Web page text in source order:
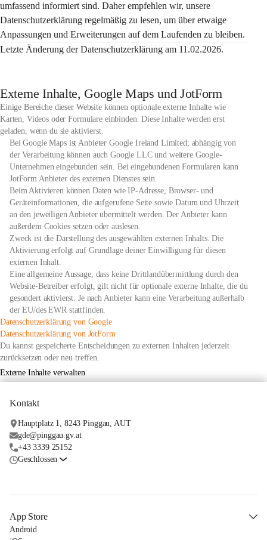
umfassend informiert sind. Daher empfehlen wir, unsere
Datenschutzerklärung regelmäßig zu lesen, um über etwaige
Anpassungen und Erweiterungen auf dem Laufenden zu bleiben.
Letzte Änderung der Datenschutzerklärung am 11.02.2026.
Externe Inhalte, Google Maps und JotForm
Einige Bereiche dieser Website können optionale externe Inhalte wie
Karten, Videos oder Formulare einbinden. Diese Inhalte werden erst
geladen, wenn du sie aktivierst.
Bei Google Maps ist Anbieter Google Ireland Limited; abhängig von
der Verarbeitung können auch Google LLC und weitere Google-
Unternehmen eingebunden sein. Bei eingebundenen Formularen kann
JotForm Anbieter des externen Dienstes sein.
Beim Aktivieren können Daten wie IP-Adresse, Browser- und
Geräteinformationen, die aufgerufene Seite sowie Datum und Uhrzeit
an den jeweiligen Anbieter übermittelt werden. Der Anbieter kann
außerdem Cookies setzen oder auslesen.
Zweck ist die Darstellung des ausgewählten externen Inhalts. Die
Aktivierung erfolgt auf Grundlage deiner Einwilligung für diesen
externen Inhalt.
Eine allgemeine Aussage, dass keine Drittlandübermittlung durch den
Website-Betreiber erfolgt, gilt nicht für optionale externe Inhalte, die du
gesondert aktivierst. Je nach Anbieter kann eine Verarbeitung außerhalb
der EU/des EWR stattfinden.
Datenschutzerklärung von Googleöffnet
in
neuem
Datenschutzerklärung von JotFormöffnet
in
Du kannst gespeicherte Entscheidungen zu externen Inhalten jederzeit
zurücksetzen oder neu treffen.
Externe Inhalte verwalten
Kontakt
Hauptplatz 1, 8243 Pinggau, AUT
gde@pinggau.gv.at
+43 3339 25152
Geschlossen
App Store
Android